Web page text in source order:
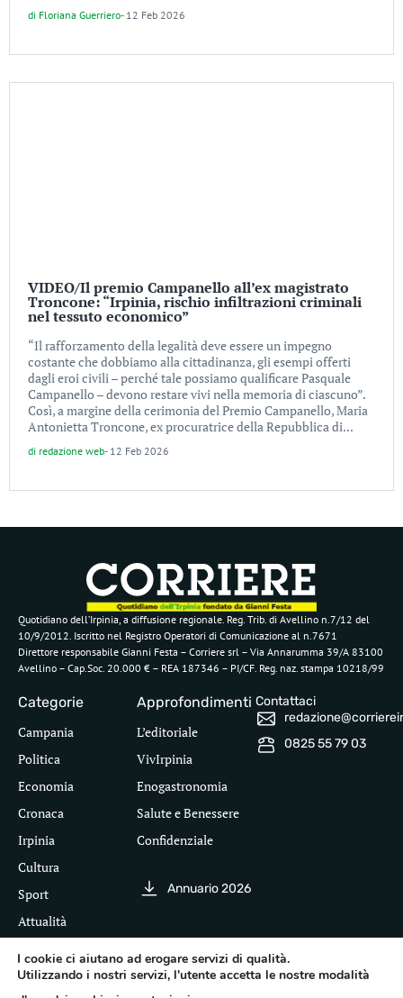
di Floriana Guerriero- 12 Feb 2026
VIDEO/Il premio Campanello all’ex magistrato
Troncone: “Irpinia, rischio infiltrazioni criminali
nel tessuto economico”
“Il rafforzamento della legalità deve essere un impegno
costante che dobbiamo alla cittadinanza, gli esempi offerti
dagli eroi civili – perché tale possiamo qualificare Pasquale
Campanello – devono restare vivi nella memoria di ciascuno”.
Così, a margine della cerimonia del Premio Campanello, Maria
Antonietta Troncone, ex procuratrice della Repubblica di...
di redazione web- 12 Feb 2026
Quotidiano dell’Irpinia, a diffusione regionale. Reg. Trib. di Avellino n.7/12 del
10/9/2012. Iscritto nel Registro Operatori di Comunicazione al n.7671
Direttore responsabile Gianni Festa – Corriere srl – Via Annarumma 39/A 83100
Avellino – Cap.Soc. 20.000 € – REA 187346 – PI/CF. Reg. naz. stampa 10218/99
Categorie
Campania
Politica
Economia
Cronaca
Irpinia
Cultura
Sport
Attualità
Approfondimenti
L’editoriale
VivIrpinia
Enogastronomia
Salute e Benessere
Confidenziale
Annuario 2026
Contattaci
0825 55 79 03
I cookie ci aiutano ad erogare servizi di qualità.
Utilizzando i nostri servizi, l'utente accetta le nostre modalità